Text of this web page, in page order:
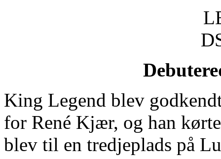
King Legend blev
for René Kjær, og han
blev til en tredjeplads på